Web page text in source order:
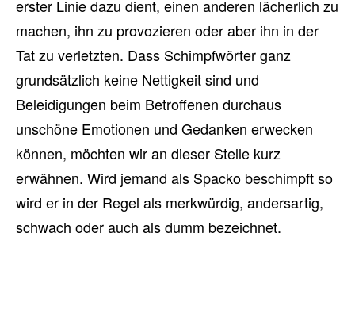
erster Linie dazu dient, einen anderen lächerlich zu
machen, ihn zu provozieren oder aber ihn in der
Tat zu verletzten. Dass Schimpfwörter ganz
grundsätzlich keine Nettigkeit sind und
Beleidigungen beim Betroffenen durchaus
unschöne Emotionen und Gedanken erwecken
können, möchten wir an dieser Stelle kurz
erwähnen. Wird jemand als Spacko beschimpft so
wird er in der Regel als merkwürdig, andersartig,
schwach oder auch als dumm bezeichnet.